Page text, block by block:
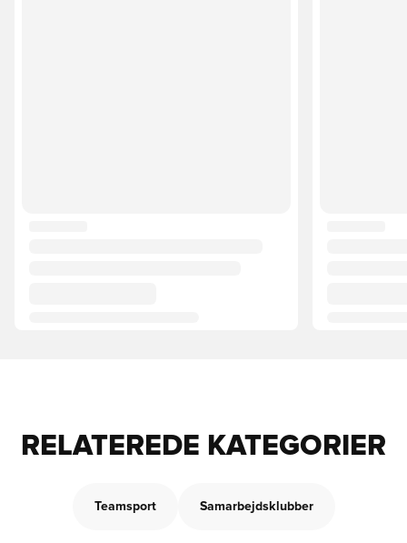
RELATEREDE KATEGORIER
Teamsport Samarbejdsklubber